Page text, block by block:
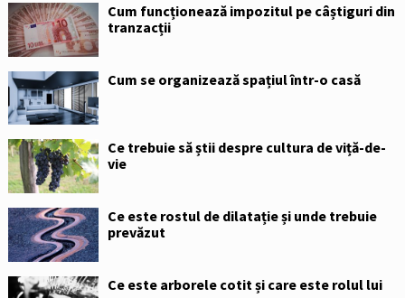
Cum funcționează impozitul pe câștiguri din
tranzacții
Cum se organizează spațiul într-o casă
Ce trebuie să știi despre cultura de viță-de-
vie
Ce este rostul de dilatație și unde trebuie
prevăzut
Ce este arborele cotit și care este rolul lui